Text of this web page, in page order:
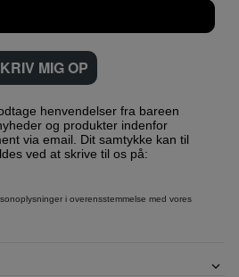
MIG OP
henvendelser fra bareen
og produkter indenfor
Dit samtykke kan til
ved at skrive til os på:
i overensstemmelse med vores